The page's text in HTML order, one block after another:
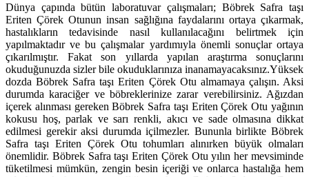
Dünya çapında bütün laboratuvar çalışmaları; Böbrek Safra taşı
Eriten Çörek Otunun insan sağlığına faydalarını ortaya çıkarmak,
hastalıkların tedavisinde nasıl kullanılacağını belirtmek için
yapılmaktadır ve bu çalışmalar yardımıyla önemli sonuçlar ortaya
çıkarılmıştır. Fakat son yıllarda yapılan araştırma sonuçlarını
okuduğunuzda sizler bile okuduklarınıza inanamayacaksınız.Yüksek
dozda Böbrek Safra taşı Eriten Çörek Otu almamaya çalışın. Aksi
durumda karaciğer ve böbreklerinize zarar verebilirsiniz. Ağızdan
içerek alınması gereken Böbrek Safra taşı Eriten Çörek Otu yağının
kokusu hoş, parlak ve sarı renkli, akıcı ve sade olmasına dikkat
edilmesi gerekir aksi durumda içilmezler. Bununla birlikte Böbrek
Safra taşı Eriten Çörek Otu tohumları alınırken büyük olmaları
önemlidir. Böbrek Safra taşı Eriten Çörek Otu yılın her mevsiminde
tüketilmesi mümkün, zengin besin içeriği ve onlarca hastalığa hem